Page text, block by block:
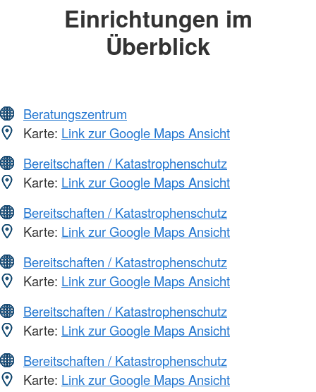
Einrichtungen im
Überblick
Beratungszentrum
Karte: Link zur Google Maps Ansicht
Bereitschaften / Katastrophenschutz
Karte: Link zur Google Maps Ansicht
Bereitschaften / Katastrophenschutz
Karte: Link zur Google Maps Ansicht
Bereitschaften / Katastrophenschutz
Karte: Link zur Google Maps Ansicht
Bereitschaften / Katastrophenschutz
Karte: Link zur Google Maps Ansicht
Bereitschaften / Katastrophenschutz
Karte: Link zur Google Maps Ansicht